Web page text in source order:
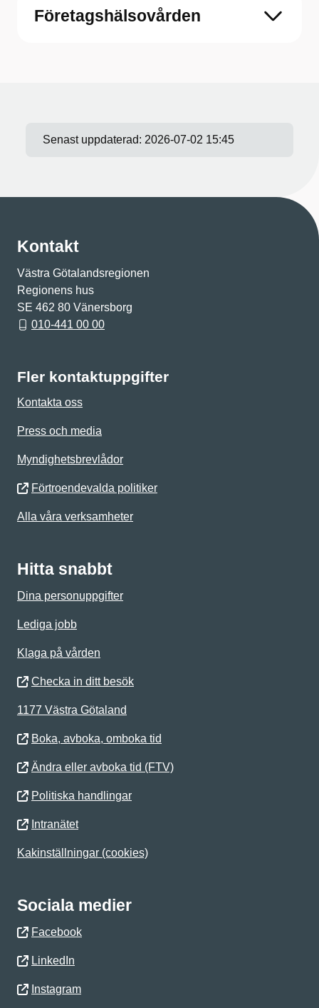
Företagshälsovården
Senast uppdaterad: 2026-07-02 15:45
Kontakt
Västra Götalandsregionen
Regionens hus
SE 462 80 Vänersborg
010-441 00 00
Fler kontaktuppgifter
Kontakta oss
Press och media
Myndighetsbrevlådor
Förtroendevalda politiker
Alla våra verksamheter
Hitta snabbt
Dina personuppgifter
Lediga jobb
Klaga på vården
Checka in ditt besök
1177 Västra Götaland
Boka, avboka, omboka tid
Ändra eller avboka tid (FTV)
Politiska handlingar
Intranätet
Kakinställningar (cookies)
Sociala medier
Facebook
LinkedIn
Instagram